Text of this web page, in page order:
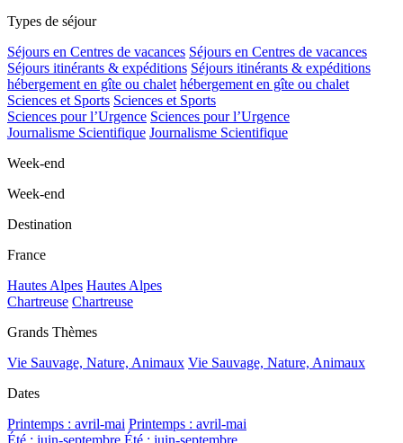
Types de séjour
Séjours en Centres de vacances Séjours en Centres de vacances
Séjours itinérants & expéditions Séjours itinérants & expéditions
hébergement en gîte ou chalet hébergement en gîte ou chalet
Sciences et Sports Sciences et Sports
Sciences pour l’Urgence Sciences pour l’Urgence
Journalisme Scientifique Journalisme Scientifique
Week-end
Week-end
Destination
France
Hautes Alpes Hautes Alpes
Chartreuse Chartreuse
Grands Thèmes
Vie Sauvage, Nature, Animaux Vie Sauvage, Nature, Animaux
Dates
Printemps : avril-mai Printemps : avril-mai